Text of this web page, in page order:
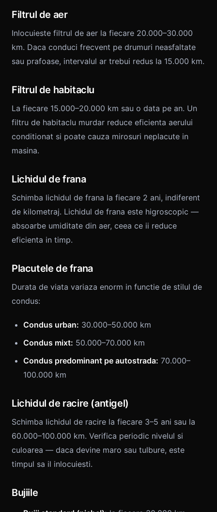
Filtrul de aer
Inlocuieste filtrul de aer la fiecare 20.000–30.000
km. Daca conduci frecvent pe drumuri neasfaltate
sau prafoase, intervalul ar trebui redus la 15.000 km.
Filtrul de habitaclu
La fiecare 15.000–20.000 km sau o data pe an. Un
filtru de habitaclu murdar reduce eficienta aerului
conditionat si poate cauza mirosuri neplacute in
masina.
Lichidul de frana
Schimba lichidul de frana la fiecare 2 ani, indiferent
de kilometraj. Lichidul de frana este higroscopic —
absoarbe umiditate din aer, ceea ce ii reduce
eficienta in timp.
Placutele de frana
Durata de viata variaza enorm in functie de stilul de
condus:
Condus urban: 30.000–50.000 km
Condus mixt: 50.000–70.000 km
Condus predominant pe autostrada: 70.000–
100.000 km
Lichidul de racire (antigel)
Schimba lichidul de racire la fiecare 3–5 ani sau la
60.000–100.000 km. Verifica periodic nivelul si
culoarea — daca devine maro sau tulbure, este
timpul sa il inlocuiesti.
Bujiile